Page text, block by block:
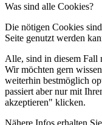
Was sind alle Cookies?
Die nötigen Cookies
Seite genutzt werden
Alle, sind in diesem Fall
Wir möchten gern
weiterhin bestmöglich
passiert aber nur mit
akzeptieren" klicken.
Nähere Infos erhalten